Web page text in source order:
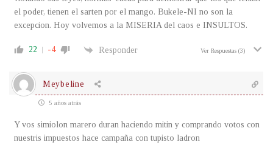
el poder, tienen el sarten por el mango. Bukele-NI no son la
excepcion. Hoy volvemos a la MISERIA del caos e INSULTOS.
22 -4 Responder Ver Respuestas (3)
Meybeline
5 años atrás
Y vos simiolon marero duran haciendo mitin y comprando votos con
nuestris impuestos hace campaña con tupisto ladron